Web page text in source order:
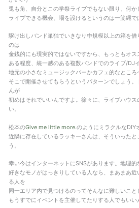
兎も角、自分とこの学祭ライブでもない限り、何
ライブできる機会、場を設けるというのは一筋縄で
駆け出しバンド単独でいきなり中規模以上の箱を借
のは
金銭的にも現実的ではないですから、もっともオス
ある程度、統一感のある複数バンドでのライブ/DJ
地元の小さなミュージックバーかカフェ的なとこ
そこで開催させてもらうというパターンでしょう
んが
初めはそれでいいんですよ。徐々に、ライブハウ
い。
松本のGive me little more.のようにミラクルなDIY
近隣に存在しているラッキーさんは、そういったと
う。
幸い今はインターネットにSNSがあります。地理
好きなモノがはっきりしている人なら、まあまあ
る人を
同一エリア内で見つけるのってそんなに難しいこと
もうすでにイベントを主催してたりする人でもいい